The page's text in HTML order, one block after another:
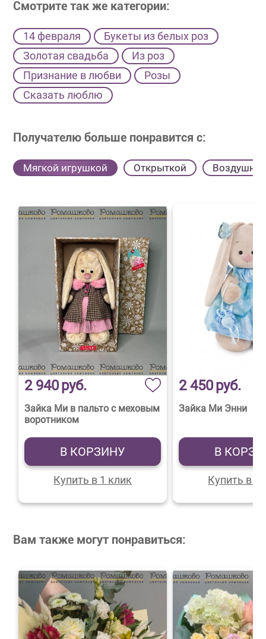
Смотрите так же категории:
14 февраля
Букеты из белых роз
Золотая свадьба
Из роз
Признание в любви
Розы
Сказать люблю
Получателю больше понравится с:
Мягкой игрушкой Открыткой
2 940руб.
Зайка Ми в пальто с меховым
воротником
В КОРЗИНУ
Купить в 1 клик
2 450руб.
Зайка Ми Энни
В
Купить в 1
Вам также могут понравиться: